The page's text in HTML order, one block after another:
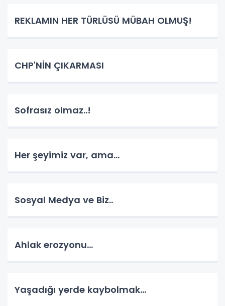
REKLAMIN HER TÜRLÜSÜ MÜBAH OLMUŞ!
CHP'NİN ÇIKARMASI
Sofrasız olmaz..!
Her şeyimiz var, ama...
Sosyal Medya ve Biz..
Ahlak erozyonu…
Yaşadığı yerde kaybolmak…